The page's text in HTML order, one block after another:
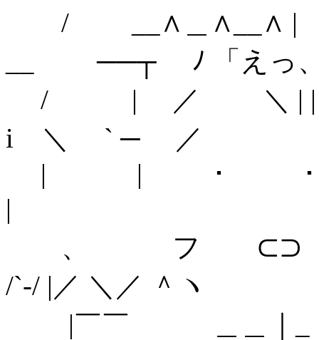
/ __∧＿
__ ──┬ ﾉ 「えっ、
/ | ／
i ＼ ` ─ ／
| | ・ ・
| | ﾉi-
、 フ
/`-/ |／ ＼／ ＾ヽ
|￣￣